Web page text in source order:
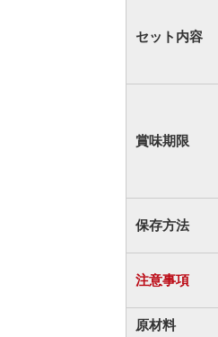
セット内容
賞味期限
保存方法
注意事項
原材料